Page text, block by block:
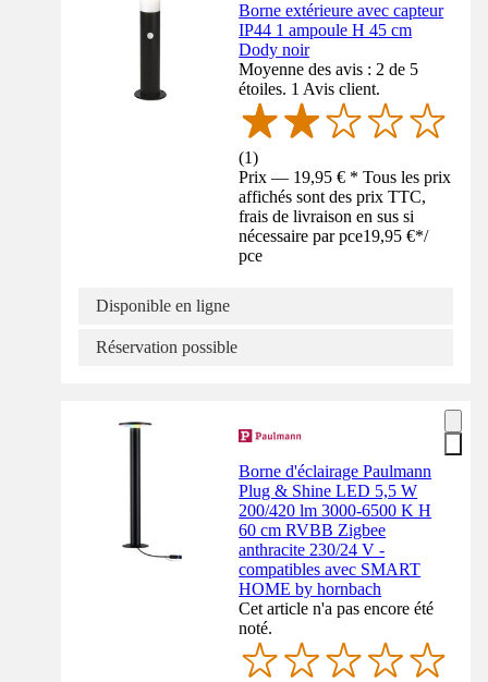
Borne extérieure avec capteur
IP44 1 ampoule H 45 cm
Dody noir
Moyenne des avis : 2 de 5
étoiles. 1 Avis client.
(1)
Prix — 19,95 € * Tous les prix
affichés sont des prix TTC,
frais de livraison en sus si
nécessaire par pce19,95 €*/
pce
Disponible en ligne
Réservation possible
Borne d'éclairage Paulmann
Plug & Shine LED 5,5 W
200/420 lm 3000-6500 K H
60 cm RVBB Zigbee
anthracite 230/24 V -
compatibles avec SMART
HOME by hornbach
Cet article n'a pas encore été
noté.